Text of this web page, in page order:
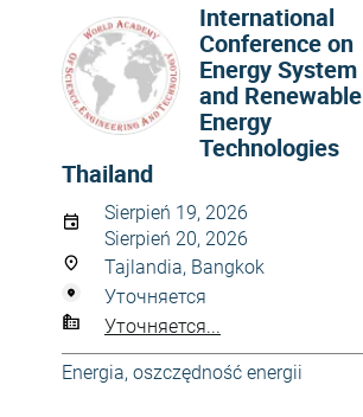
International
Conference on
Energy System
and Renewable
Energy
Technologies
Thailand
Sierpień 19, 2026
Sierpień 20, 2026
Tajlandia, Bangkok
Уточняется
Уточняется...
Energia, oszczędność energii